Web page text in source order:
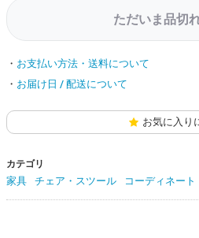
ただいま品切
お支払い方法・送料について
お届け日 / 配送について
お気に入り
カテゴリ
家具 チェア・スツール コーディネート